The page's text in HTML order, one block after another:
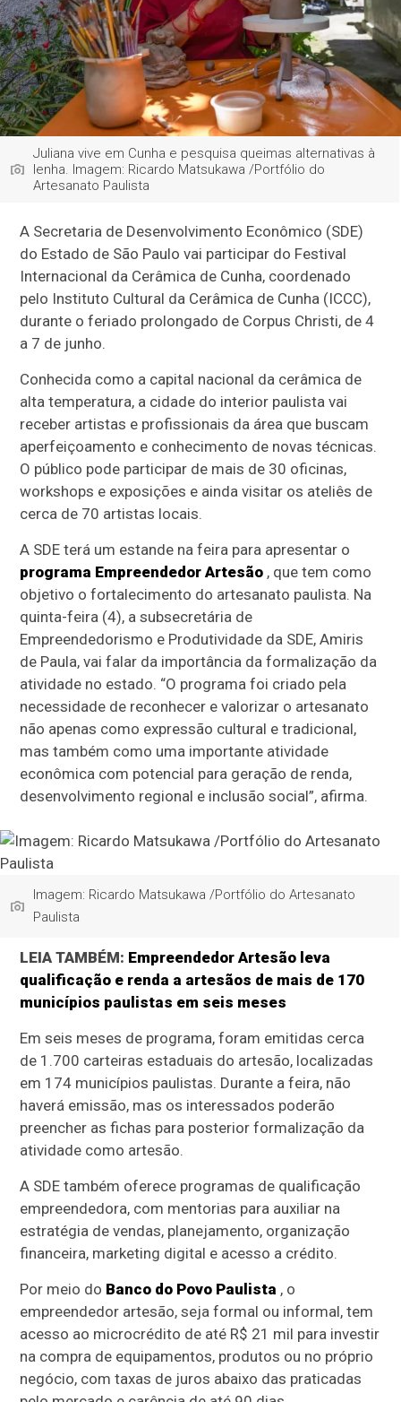
Juliana vive em Cunha e pesquisa queimas alternativas à
lenha. Imagem: Ricardo Matsukawa /Portfólio do
Artesanato Paulista
A Secretaria de Desenvolvimento Econômico (SDE)
do Estado de São Paulo vai participar do Festival
Internacional da Cerâmica de Cunha, coordenado
pelo Instituto Cultural da Cerâmica de Cunha (ICCC),
durante o feriado prolongado de Corpus Christi, de 4
a 7 de junho.
Conhecida como a capital nacional da cerâmica de
alta temperatura, a cidade do interior paulista vai
receber artistas e profissionais da área que buscam
aperfeiçoamento e conhecimento de novas técnicas.
O público pode participar de mais de 30 oficinas,
workshops e exposições e ainda visitar os ateliês de
cerca de 70 artistas locais.
A SDE terá um estande na feira para apresentar o
programa Empreendedor Artesão , que tem como
objetivo o fortalecimento do artesanato paulista. Na
quinta-feira (4), a subsecretária de
Empreendedorismo e Produtividade da SDE, Amiris
de Paula, vai falar da importância da formalização da
atividade no estado. “O programa foi criado pela
necessidade de reconhecer e valorizar o artesanato
não apenas como expressão cultural e tradicional,
mas também como uma importante atividade
econômica com potencial para geração de renda,
desenvolvimento regional e inclusão social”, afirma.
Imagem: Ricardo Matsukawa /Portfólio do Artesanato
Paulista
LEIA TAMBÉM: Empreendedor Artesão leva
qualificação e renda a artesãos de mais de 170
municípios paulistas em seis meses
Em seis meses de programa, foram emitidas cerca
de 1.700 carteiras estaduais do artesão, localizadas
em 174 municípios paulistas. Durante a feira, não
haverá emissão, mas os interessados poderão
preencher as fichas para posterior formalização da
atividade como artesão.
A SDE também oferece programas de qualificação
empreendedora, com mentorias para auxiliar na
estratégia de vendas, planejamento, organização
financeira, marketing digital e acesso a crédito.
Por meio do Banco do Povo Paulista , o
empreendedor artesão, seja formal ou informal, tem
acesso ao microcrédito de até R$ 21 mil para investir
na compra de equipamentos, produtos ou no próprio
negócio, com taxas de juros abaixo das praticadas